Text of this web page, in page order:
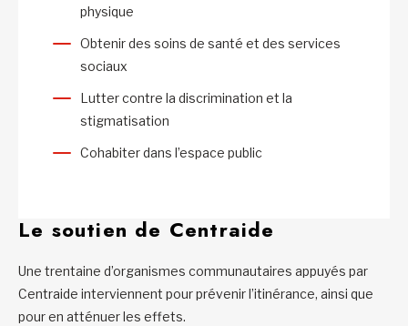
physique
Obtenir des soins de santé et des services
sociaux
Lutter contre la discrimination et la
stigmatisation
Cohabiter dans l’espace public
Le soutien de Centraide
Une trentaine d’organismes communautaires appuyés par
Centraide interviennent pour prévenir l’itinérance, ainsi que
pour en atténuer les effets.